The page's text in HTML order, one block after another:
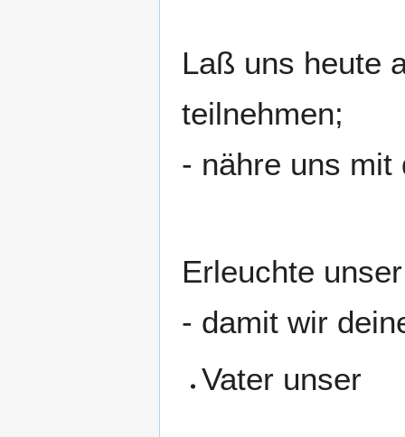
Laß uns heute
teilnehmen;
- nähre uns mit
Erleuchte
- damit wir
Vater unser